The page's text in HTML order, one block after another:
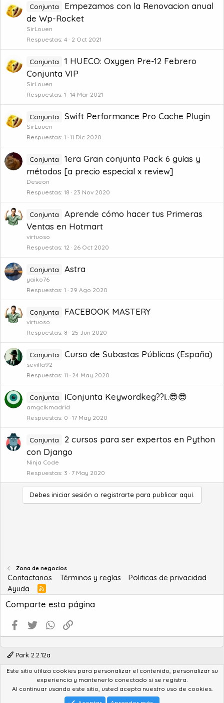
Conjunta
Empezamos con la Renovacion anual
de Wp-Rocket
SirLouen
Respuestas 4 2 Oct 2021
Conjunta
1 HUECO: Oxygen Pre-12 Febrero
Conjunta VIP
SirLouen
Respuestas 1 14 Mar 2021
Conjunta Swift Performance Pro Cache Plugin
SirLouen
Respuestas 1 11 Dic 2020
Conjunta
1era Gran conjunta Pack 6 guías y
métodos [a precio especial x review]
Deseon
Respuestas 18 23 Nov 2020
Conjunta
Aprende cómo hacer tus Primeras
Ventas en Hotmart
virtuoso
Respuestas 12 26 Oct 2020
Conjunta Astra
yaiko76
Respuestas 1 29 Ago 2020
Conjunta FACEBOOK MASTERY
virtuoso
Respuestas 8 25 Jun 2020
Conjunta Curso de Subastas Públicas (España)
sevilla92
Respuestas 11 24 May 2020
Conjunta ℹConjunta Keywordkeg??ℹ..😎😎
amgclkmadrid
Respuestas 0 17 May 2020
Conjunta
2 cursos para ser expertos en Python
con Django
Ninja Code
Respuestas 3 7 May 2020
Debes iniciar sesión o registrarte para publicar aquí.
Zona de negocios
Contactanos Términos y reglas
Politicas de privacidad
Ayuda
R
S
S
Comparte esta página
Facebook
Twitter WhatsApp
Park 2.2.12a
Community platform by XenForo® © 2010-2022 XenForo Ltd.
Advanced Forum Stats by AddonFlare - Premium XF2 Addons
Feedback SystembyXenCentral.com
StylesFactory.pl
Este sitio utiliza cookies para personalizar el contenido, personalizar su
experiencia y mantenerlo conectado si se registra.
Al continuar usando este sitio, usted acepta nuestro uso de cookies.